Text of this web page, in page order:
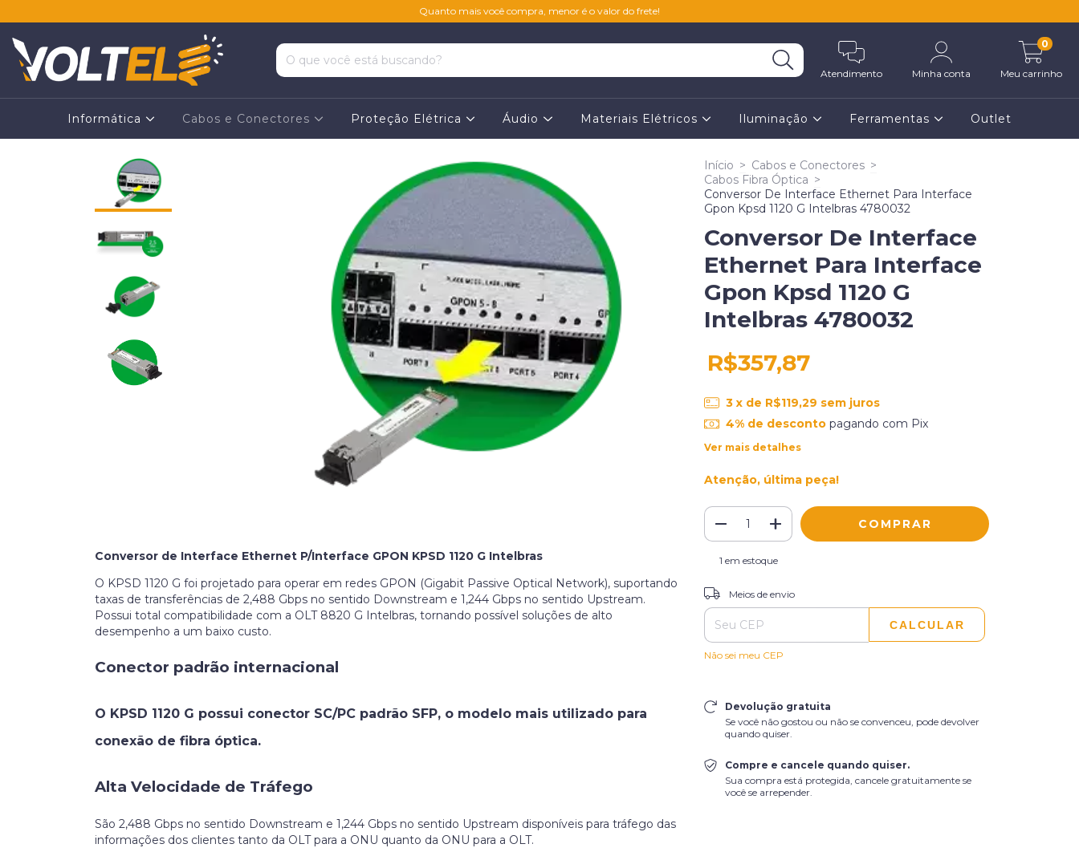
Quanto mais você compra, menor é o valor do frete!
Atendimento Minha conta Meu carrinho
0
Informática Cabos e Conectores Proteção Elétrica Áudio Materiais Elétricos Iluminação Ferramentas Outlet
Conversor de Interface Ethernet P/Interface GPON KPSD 1120 G Intelbras
O KPSD 1120 G foi projetado para operar em redes GPON (Gigabit Passive Optical Network), suportando
taxas de transferências de 2,488 Gbps no sentido Downstream e 1,244 Gbps no sentido Upstream.
Possui total compatibilidade com a OLT 8820 G Intelbras, tornando possível soluções de alto
desempenho a um baixo custo.
Conector padrão internacional
O KPSD 1120 G possui conector SC/PC padrão SFP, o modelo mais utilizado para
conexão de fibra óptica.
Alta Velocidade de Tráfego
São 2,488 Gbps no sentido Downstream e 1,244 Gbps no sentido Upstream disponíveis para tráfego das
informações dos clientes tanto da OLT para a ONU quanto da ONU para a OLT.
Início > Cabos e Conectores >
Cabos Fibra Óptica >
Conversor De Interface Ethernet Para Interface
Gpon Kpsd 1120 G Intelbras 4780032
Conversor De Interface
Ethernet Para Interface
Gpon Kpsd 1120 G
Intelbras 4780032
R$357,87
3 x de R$119,29 sem juros
4% de descontopagando com Pix
Ver mais detalhes
Atenção, última peça!
1 em estoque
Entregas para o CEP:
Meios de envio
CALCULAR
Não sei meu CEP
Devolução gratuita
Se você não gostou ou não se convenceu, pode devolver
quando quiser.
Compre e cancele quando quiser.
Sua compra está protegida, cancele gratuitamente se
você se arrepender.